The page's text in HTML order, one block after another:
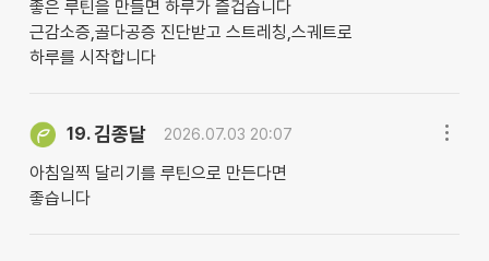
좋은 루틴을 만들면 하루가 즐겁습니다
근감소증,골다공증 진단받고 스트레칭,스궤트로
하루를 시작합니다
19.김종달 2026.07.03 20:07
아침일찍 달리기를 루틴으로 만든다면
좋습니다